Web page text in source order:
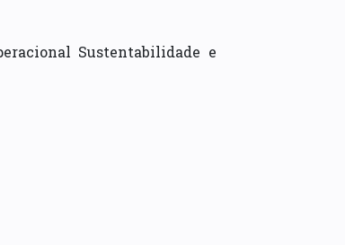
Sustentabilidade e